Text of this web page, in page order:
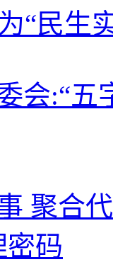
“民生
会:“五
聚合
密码